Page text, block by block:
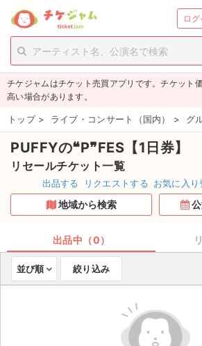
ロ
person_add 新規会員登録
チケットを探す
新着チケット
値下げしたチケット
都道府県からチケットを探す
もうすぐ開催のチケット
チケットのリクエスト一覧
取扱チケット
ライブ・コンサート（国内）
ライブ・コンサート（海外）
チケジャムはチケット売買アプリです。チケット
高い場合があります。
トップ > ライブ・コンサート（国内） > グ
PUFFYの❝P❞FES【1日券】
リセールチケット一覧
出品する リクエストする お気に入り
地域から検索
出品中（0）
並び順 絞り込み